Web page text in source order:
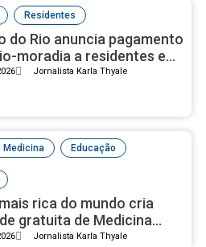
, Residentes
do Rio anuncia pagamento
moradia a residentes em
Jornalista Karla Thyale
Medicina , Educação
rica do mundo cria
gratuita de Medicina
luxuoso nos EUA
Jornalista Karla Thyale